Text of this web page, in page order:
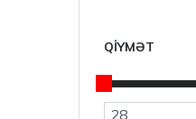
QIYMƏT